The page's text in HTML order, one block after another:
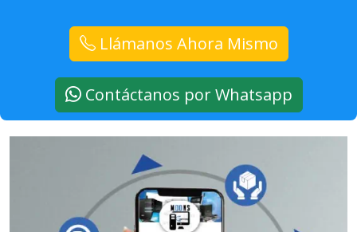
Llámanos Ahora Mismo
Contáctanos por Whatsapp